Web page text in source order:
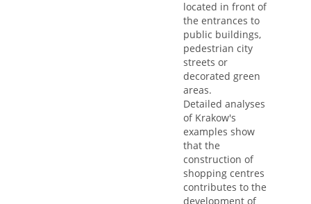
located in front of
the entrances to
public buildings,
pedestrian city
streets or
decorated green
areas.
Detailed analyses
of Krakow's
examples show
that the
construction of
shopping centres
contributes to the
development of